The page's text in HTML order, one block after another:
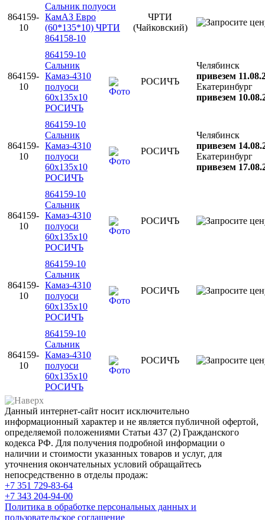
864159-
10
Сальник полуоси
КамАЗ Евро
(60*135*10) ЧРТИ
864158-10
ЧРТИ
(Чайковский)
864159-
10
864159-10
Сальник
Камаз-4310
полуоси
60х135х10
РОСИЧЪ
РОСИЧЪ
Челябинск
привезем
Екатеринбург
привезем
864159-
10
864159-10
Сальник
Камаз-4310
полуоси
60х135х10
РОСИЧЪ
РОСИЧЪ
Челябинск
привезем
Екатеринбург
привезем
864159-
10
864159-10
Сальник
Камаз-4310
полуоси
60х135х10
РОСИЧЪ
РОСИЧЪ
864159-
10
864159-10
Сальник
Камаз-4310
полуоси
60х135х10
РОСИЧЪ
РОСИЧЪ
864159-
10
864159-10
Сальник
Камаз-4310
полуоси
60х135х10
РОСИЧЪ
РОСИЧЪ
Данный интернет-сайт носит исключительно
информационный характер и не является публичной офертой,
определяемой положениями Статьи 437 (2) Гражданского
кодекса РФ. Для получения подробной информации о
наличии и стоимости указанных товаров и услуг, для
уточнения окончательных условий обращайтесь
непосредственно в отделы продаж:
+7 351 729-83-64
+7 343 204-94-00
Политика в обработке персональных данных и
пользовательское соглашение